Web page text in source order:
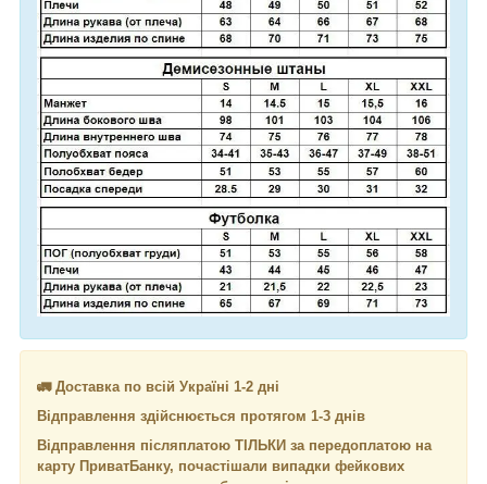
🚛 Доставка по всій Україні 1-2 дні
Відправлення здійснюється протягом 1-3 днів
Відправлення післяплатою ТІЛЬКИ за передоплатою на
карту ПриватБанку, почастішали випадки фейкових